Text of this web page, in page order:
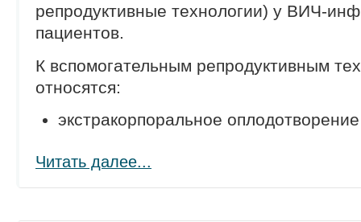
репродуктивные технологии) у ВИЧ-
пациентов.
К вспомогательным репродуктивным
относятся:
экстракорпоральное
Читать далее...